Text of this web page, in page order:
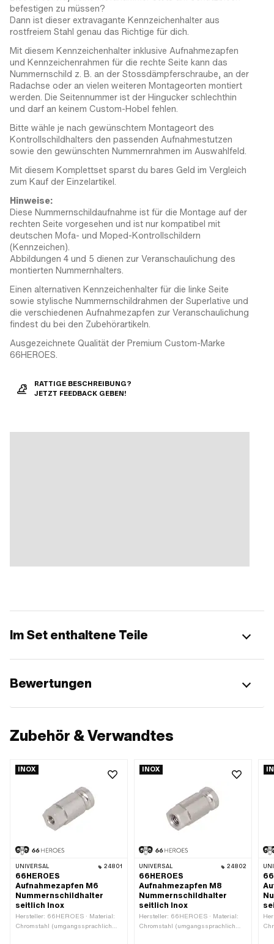
befestigen zu müssen?
Dann ist dieser extravagante Kennzeichenhalter aus
rostfreiem Stahl genau das Richtige für dich.
Mit diesem Kennzeichenhalter inklusive Aufnahmezapfen
und Kennzeichenrahmen für die rechte Seite kann das
Nummernschild z. B. an der Stossdämpferschraube, an der
Radachse oder an vielen weiteren Montageorten montiert
werden. Die Seitennummer ist der Hingucker schlechthin
und darf an keinem Custom-Hobel fehlen.
Bitte wähle je nach gewünschtem Montageort des
Kontrollschildhalters den passenden Aufnahmestutzen
sowie den gewünschten Nummernrahmen im Auswahlfeld.
Mit diesem Komplettset sparst du bares Geld im Vergleich
zum Kauf der Einzelartikel.
Hinweise:
Diese Nummernschildaufnahme ist für die Montage auf der
rechten Seite vorgesehen und ist nur kompatibel mit
deutschen Mofa- und Moped-Kontrollschildern
(Kennzeichen).
Abbildungen 4 und 5 dienen zur Veranschaulichung des
montierten Nummernhalters.
Einen alternativen Kennzeichenhalter für die linke Seite
sowie stylische Nummernschildrahmen der Superlative und
die verschiedenen Aufnahmezapfen zur Veranschaulichung
findest du bei den Zubehörartikeln.
Ausgezeichnete Qualität der Premium Custom-Marke
66HEROES.
RATTIGE BESCHREIBUNG?
JETZT FEEDBACK GEBEN!
Im Set enthaltene Teile
Bewertungen
Zubehör & Verwandtes
INOX
UNIVERSAL 24801
66HEROES
Aufnahmezapfen M6
Nummernschildhalter
seitlich Inox
Hersteller: 66HEROES · Material:
Chromstahl (umgangssprachlich
INOX
UNIVERSAL 24802
66HEROES
Aufnahmezapfen M8
Nummernschildhalter
seitlich Inox
Hersteller: 66HEROES · Material:
Chromstahl (umgangssprachlich